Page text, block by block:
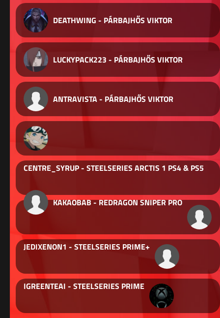
DEATHWING - PÁRBAJHŐS VIKTOR
LUCKYPACK223 - PÁRBAJHŐS VIKTOR
ANTRAVISTA - PÁRBAJHŐS VIKTOR
CENTRE_SYRUP - STEELSERIES ARCTIS 1 PS4 & PS5
KAKAOBAB - REDRAGON SNIPER PRO
JEDIXENON1 - STEELSERIES PRIME+
IGREENTEAI - STEELSERIES PRIME